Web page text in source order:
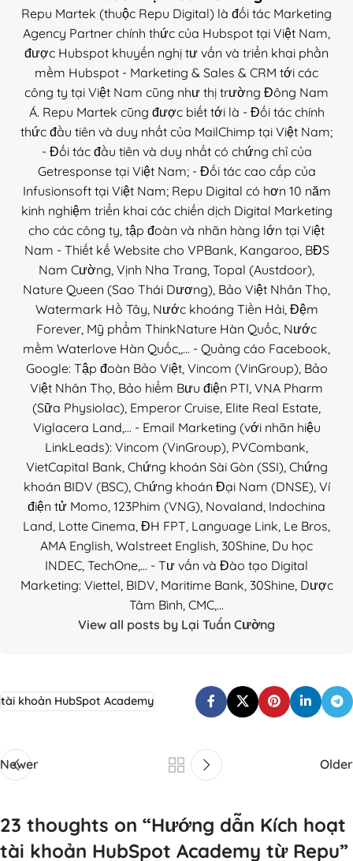
Repu Martek (thuộc Repu Digital) là đối tác Marketing
Agency Partner chính thức của Hubspot tại Việt Nam,
được Hubspot khuyến nghị tư vấn và triển khai phần
mềm Hubspot - Marketing & Sales & CRM tới các
công ty tại Việt Nam cũng như thị trường Đông Nam
Á. Repu Martek cũng được biết tới là - Đối tác chính
thức đầu tiên và duy nhất của MailChimp tại Việt Nam;
- Đối tác đầu tiên và duy nhất có chứng chỉ của
Getresponse tại Việt Nam; - Đối tác cao cấp của
Infusionsoft tại Việt Nam; Repu Digital có hơn 10 năm
kinh nghiệm triển khai các chiến dịch Digital Marketing
cho các công ty, tập đoàn và nhãn hàng lớn tại Việt
Nam - Thiết kế Website cho VPBank, Kangaroo, BĐS
Nam Cường, Vịnh Nha Trang, Topal (Austdoor),
Nature Queen (Sao Thái Dương), Bảo Việt Nhân Thọ,
Watermark Hồ Tây, Nước khoáng Tiền Hải, Đệm
Forever, Mỹ phẩm ThinkNature Hàn Quốc, Nước
mềm Waterlove Hàn Quốc,,... - Quảng cáo Facebook,
Google: Tập đoàn Bảo Việt, Vincom (VinGroup), Bảo
Việt Nhân Thọ, Bảo hiểm Bưu điện PTI, VNA Pharm
(Sữa Physiolac), Emperor Cruise, Elite Real Estate,
Viglacera Land,... - Email Marketing (với nhãn hiệu
LinkLeads): Vincom (VinGroup), PVCombank,
VietCapital Bank, Chứng khoán Sài Gòn (SSI), Chứng
khoán BIDV (BSC), Chứng khoán Đại Nam (DNSE), Ví
điện tử Momo, 123Phim (VNG), Novaland, Indochina
Land, Lotte Cinema, ĐH FPT, Language Link, Le Bros,
AMA English, Walstreet English, 30Shine, Du học
INDEC, TechOne,... - Tư vấn và Đào tạo Digital
Marketing: Viettel, BIDV, Maritime Bank, 30Shine, Dược
Tâm Bình, CMC,...
View all posts by Lại Tuấn Cường
tài khoản HubSpot Academy
Newer Older
23 thoughts on “Hướng dẫn Kích hoạt
tài khoản HubSpot Academy từ Repu”